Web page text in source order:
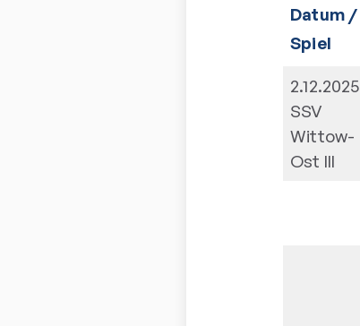
Datum /
Spiel
2.12.2025
SSV
Wittow-
Ost III